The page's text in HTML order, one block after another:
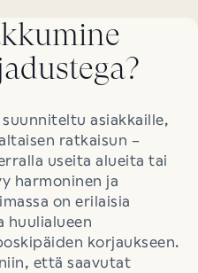
asiakkaille,
ratkaisun –
useita alueita tai
harmoninen ja
on erilaisia
huulialueen
korjaukseen.
että saavutat